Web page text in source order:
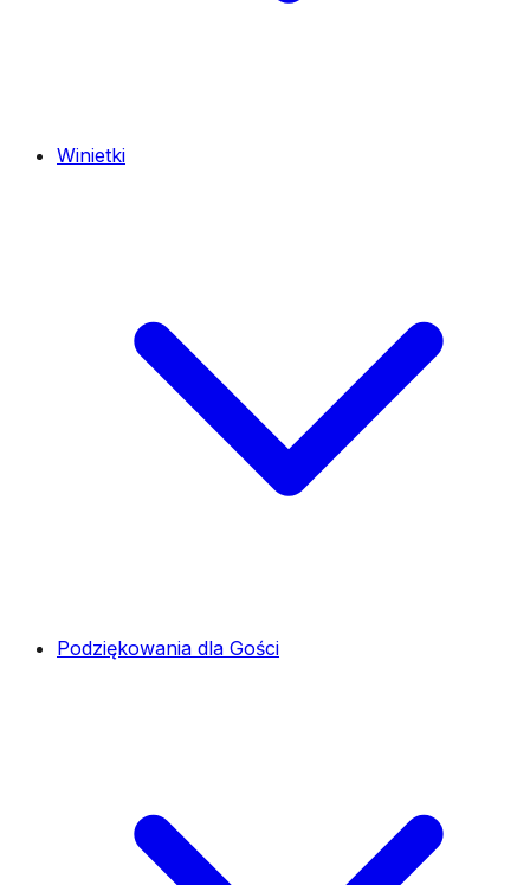
Winietki
Podziękowania dla Gości